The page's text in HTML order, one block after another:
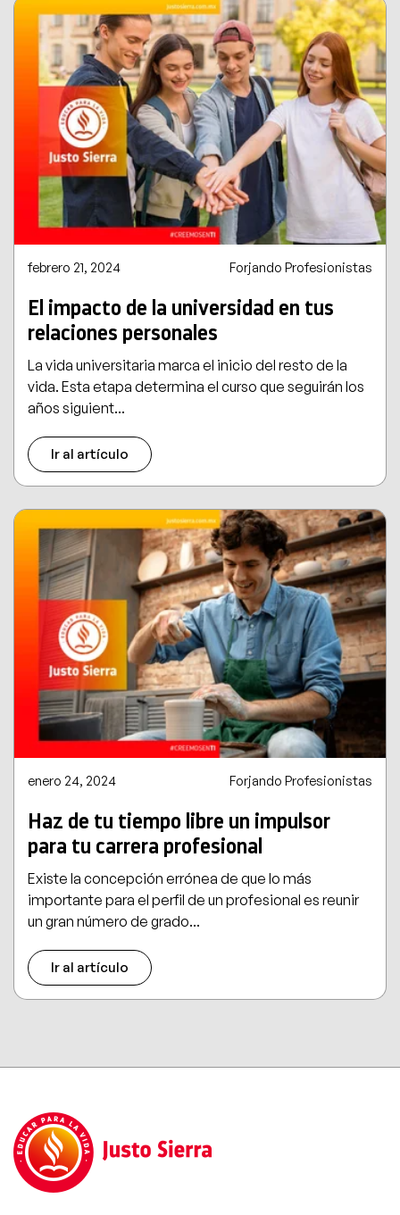
febrero 21, 2024 Forjando Profesionistas
El impacto de la universidad en tus
relaciones personales
La vida universitaria marca el inicio del resto de la
vida. Esta etapa determina el curso que seguirán los
años siguient...
Ir al artículo
enero 24, 2024 Forjando Profesionistas
Haz de tu tiempo libre un impulsor
para tu carrera profesional
Existe la concepción errónea de que lo más
importante para el perfil de un profesional es reunir
un gran número de grado...
Ir al artículo